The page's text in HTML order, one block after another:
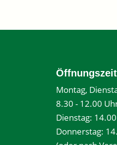
Montag,
8.30 - 12.00
Dienstag:
Donnerstag: